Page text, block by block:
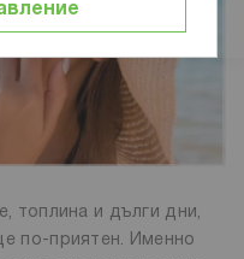
топлина и дълги дни,
по-приятен. Именно